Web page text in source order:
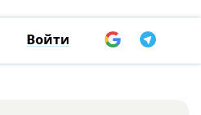
Войти